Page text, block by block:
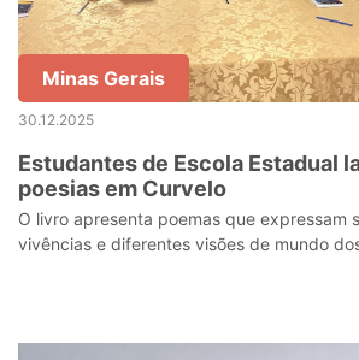
Minas Gerais
30.12.2025
Estudantes de Escola Estadual
poesias em Curvelo
O livro apresenta poemas que expressam
vivências e diferentes visões de mundo